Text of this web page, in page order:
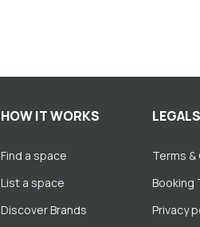
HOW IT WORKS
Find a space
List a space
Discover Brands
LEGALS
Terms
Booking
Privacy